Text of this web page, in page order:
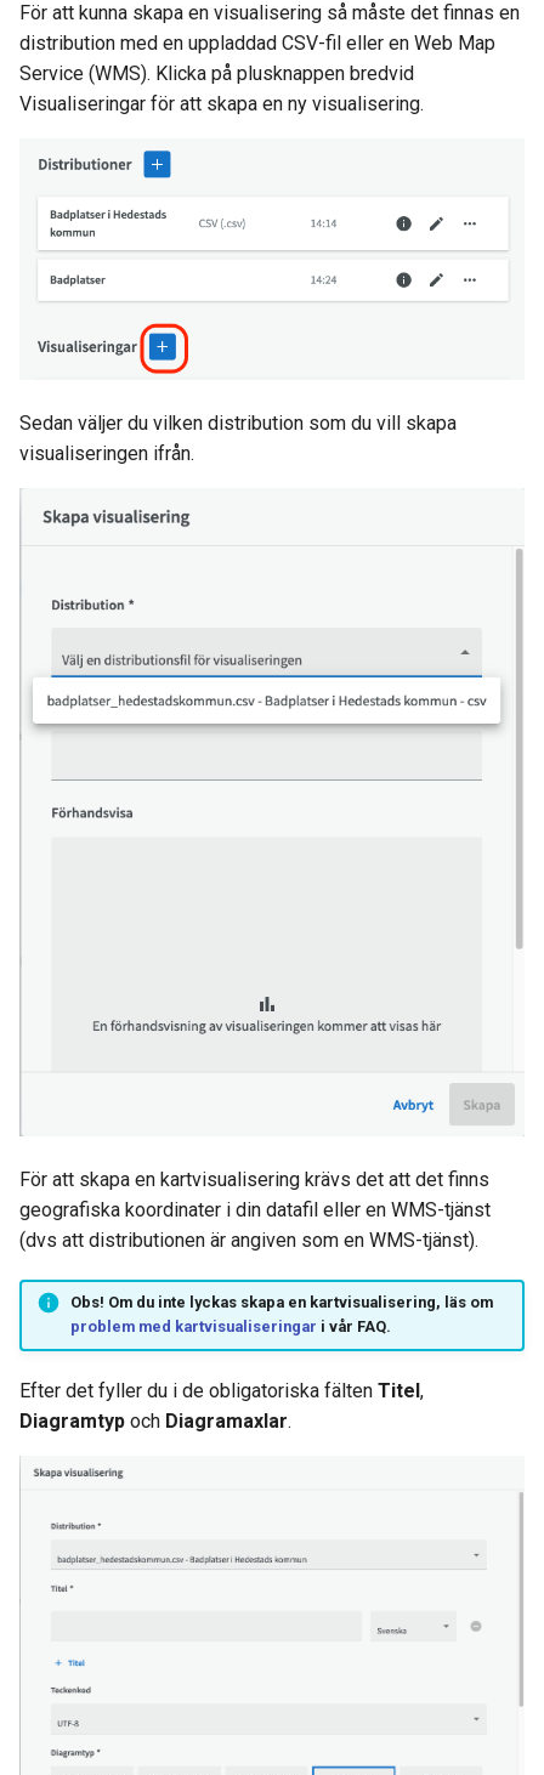
För att kunna skapa en visualisering så måste det finnas en
distribution med en uppladdad CSV-fil eller en Web Map
Service (WMS). Klicka på plusknappen bredvid
Visualiseringar för att skapa en ny visualisering.
Sedan väljer du vilken distribution som du vill skapa
visualiseringen ifrån.
För att skapa en kartvisualisering krävs det att det finns
geografiska koordinater i din datafil eller en WMS-tjänst
(dvs att distributionen är angiven som en WMS-tjänst).
Obs! Om du inte lyckas skapa en kartvisualisering, läs om
problem med kartvisualiseringar i vår FAQ.
Efter det fyller du i de obligatoriska fälten Titel,
Diagramtyp och Diagramaxlar.